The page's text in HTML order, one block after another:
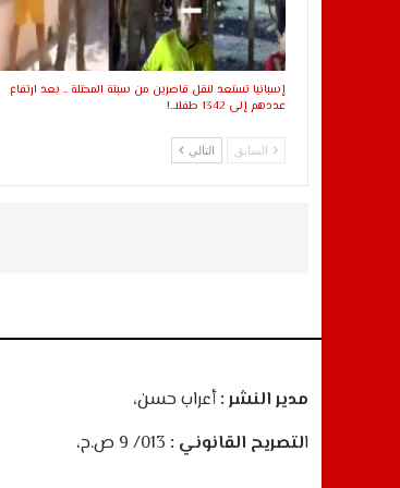
إسبانيا تستعد لنقل قاصرين من سبتة المحتلة .. بعد ارتفاع
عددهم إلى 1342 طفلا..!
السابق التالي
مدير النشر :أعراب حسن،
التصريح القانوني :